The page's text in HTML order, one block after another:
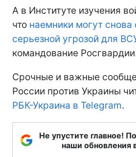
А в Институте изучения
что наемники могут снова
серьезной угрозой для
командование
Срочные и важные
России против Украины
РБК-Украина в Telegram.
Не упустите главное!
наши обновления